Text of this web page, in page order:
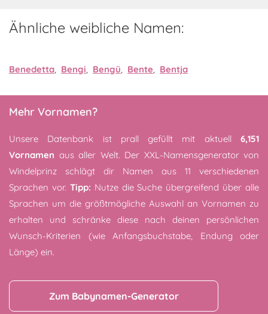
Ähnliche weibliche Namen:
Benedetta, Bengi, Bengü, Bente, Bentja
Mehr Vornamen?
Unsere Datenbank ist prall gefüllt mit aktuell 6,151
Vornamen aus aller Welt. Der XXL-Namensgenerator von
Windelprinz schlägt dir Namen aus 11 verschiedenen
Sprachen vor. Tipp: Nutze die Suche übergreifend über alle
Sprachen um die größtmögliche Auswahl an Vornamen zu
erhalten und schränke diese nach deinen persönlichen
Wunsch-Kriterien (wie Anfangsbuchstabe, Endung oder
Länge) ein.
Zum Babynamen-Generator